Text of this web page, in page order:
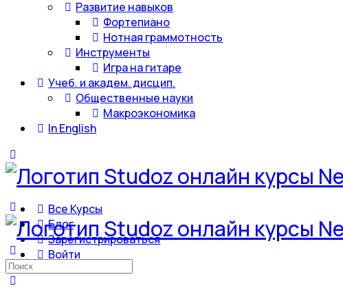
Развитие навыков
Фортепиано
Нотная граммотность
Инструменты
Игра на гитаре
Учеб. и академ. дисцип.
Общественные науки
Макроэкономика
In English
Все Курсы
Блог
Зарегистрироваться
Войти
Искать: